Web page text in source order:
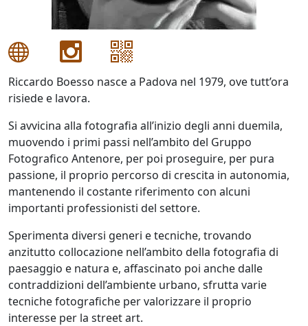
Antonio
Bardino
Mattia
Barone
Maria
Basile
Giuliana
Bellini
Franco
Beraldo
Riccardo Boesso nasce a Padova nel 1979, ove tutt’ora
risiede e lavora.
Si avvicina alla fotografia all’inizio degli anni duemila,
muovendo i primi passi nell’ambito del Gruppo
Fotografico Antenore, per poi proseguire, per pura
passione, il proprio percorso di crescita in autonomia,
mantenendo il costante riferimento con alcuni
importanti professionisti del settore.
Sperimenta diversi generi e tecniche, trovando
anzitutto collocazione nell’ambito della fotografia di
paesaggio e natura e, affascinato poi anche dalle
contraddizioni dell’ambiente urbano, sfrutta varie
tecniche fotografiche per valorizzare il proprio
interesse per la street art.